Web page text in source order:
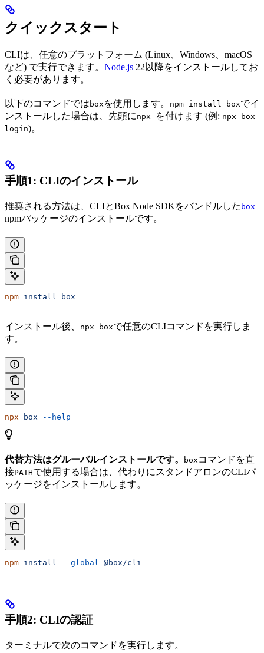
クイックスタート
CLIは、任意のプラットフォーム (Linux、Windows、macOS
など) で実行できます。 Node.js 22以降をインストールしてお
く必要があります。
以下のコマンドでは box を使用します。 npm install boxでイ
ンストールした場合は、先頭に npx を付けます (例: npx box
login)。
手順1: CLIのインストール
推奨される方法は、CLIとBox Node SDKをバンドルした box
npmパッケージのインストールです。
npm install box
インストール後、 npx boxで任意のCLIコマンドを実行しま
す。
npx box --help
代替方法はグルーバルインストールです。 box コマンドを直
接PATHで使用する場合は、代わりにスタンドアロンのCLIパ
ッケージをインストールします。
npm install --global @box/cli
手順2: CLIの認証
ターミナルで次のコマンドを実行します。